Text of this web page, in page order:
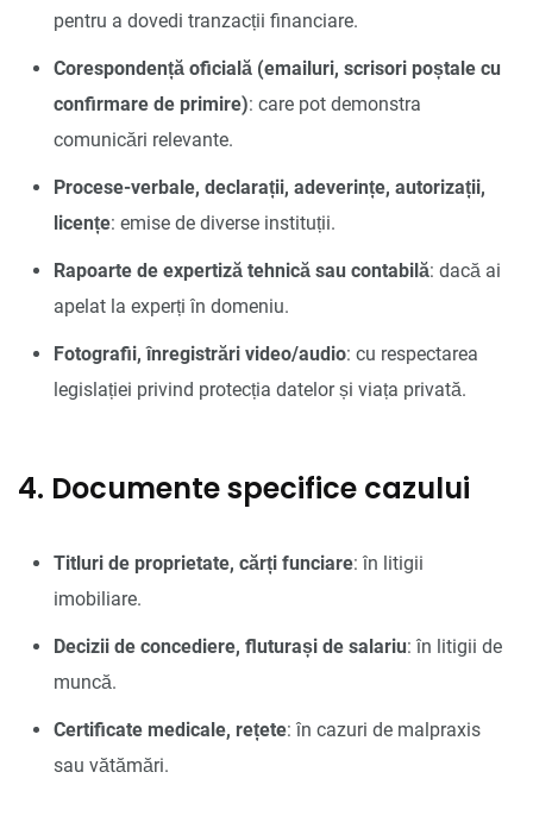
pentru a dovedi tranzacții financiare.
Corespondență oficială (emailuri, scrisori poștale cu
confirmare de primire): care pot demonstra
comunicări relevante.
Procese-verbale, declarații, adeverințe, autorizații,
licențe: emise de diverse instituții.
Rapoarte de expertiză tehnică sau contabilă: dacă ai
apelat la experți în domeniu.
Fotografii, înregistrări video/audio: cu respectarea
legislației privind protecția datelor și viața privată.
4. Documente specifice cazului
Titluri de proprietate, cărți funciare: în litigii
imobiliare.
Decizii de concediere, fluturași de salariu: în litigii de
muncă.
Certificate medicale, rețete: în cazuri de malpraxis
sau vătămări.